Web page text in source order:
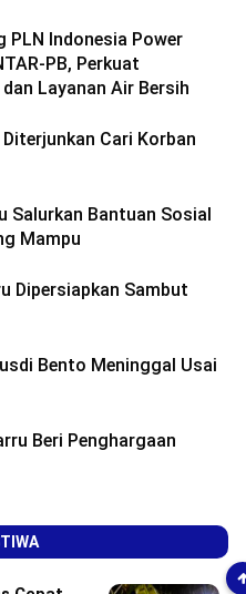
PLN Indonesia Power
PB, Perkuat
Layanan Air Bersih
Diterjunkan Cari Korban
Salurkan Bantuan Sosial
Mampu
Dipersiapkan Sambut
Bento Meninggal Usai
Beri Penghargaan